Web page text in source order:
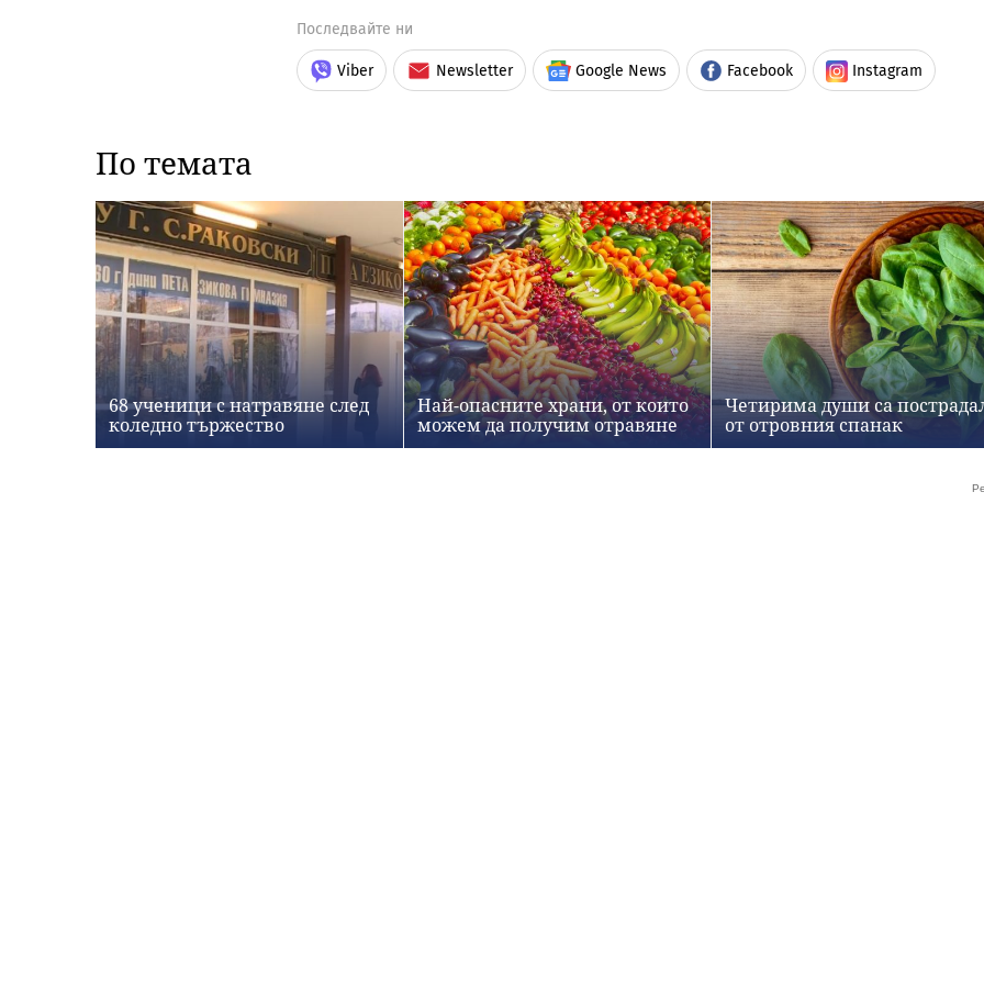
Последвайте ни
Viber Newsletter Google News Facebook Instagram
По темата
68 ученици с натравяне след
коледно тържество
Най-опасните храни, от които
можем да получим отравяне
Четирима души са
от отровния спанак